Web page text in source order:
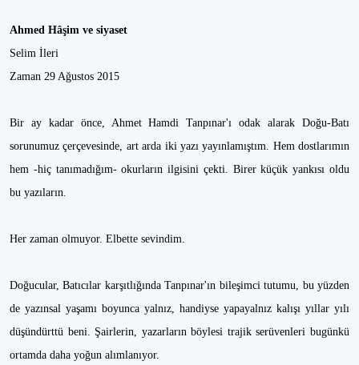
Ahmed Hâşim ve siyaset
Selim İleri
Zaman 29 Ağustos 2015
Bir ay kadar önce, Ahmet Hamdi Tanpınar'ı odak alarak Doğu-Batı
sorunumuz çerçevesinde, art arda iki yazı yayınlamıştım. Hem dostlarımın
hem -hiç tanımadığım- okurların ilgisini çekti. Birer küçük yankısı oldu
bu yazıların.
Her zaman olmuyor. Elbette sevindim.
Doğucular, Batıcılar karşıtlığında Tanpınar'ın bileşimci tutumu, bu yüzden
de yazınsal yaşamı boyunca yalnız, handiyse yapayalnız kalışı yıllar yılı
düşündürttü beni. Şairlerin, yazarların böylesi trajik serüvenleri bugünkü
ortamda daha yoğun alımlanıyor.